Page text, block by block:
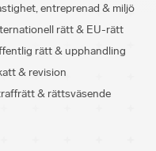
entreprenad & miljö
rätt & EU-rätt
rätt & upphandling
& revision
& rättsväsende